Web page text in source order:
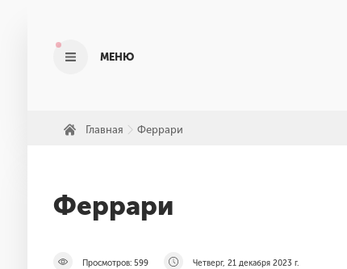
МЕНЮ
Главная » Феррари
Феррари
Просмотров: 599 Четверг, 21 декабря 2023 г.